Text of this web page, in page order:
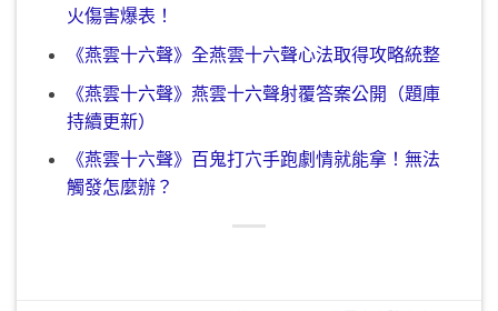
火傷害爆表！
《燕雲十六聲》全燕雲十六聲心法取得攻略統整
《燕雲十六聲》燕雲十六聲射覆答案公開（題庫
持續更新）
《燕雲十六聲》百鬼打穴手跑劇情就能拿！無法
觸發怎麼辦？